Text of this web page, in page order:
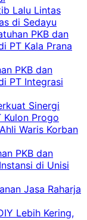
Lalu Lintas
di Sedayu
PKB dan
PT Kala Prana
PKB dan
PT Integrasi
Sinergi
Kulon Progo
Waris Korban
PKB dan
di Unisi
Jasa Raharja
Lebih Kering,